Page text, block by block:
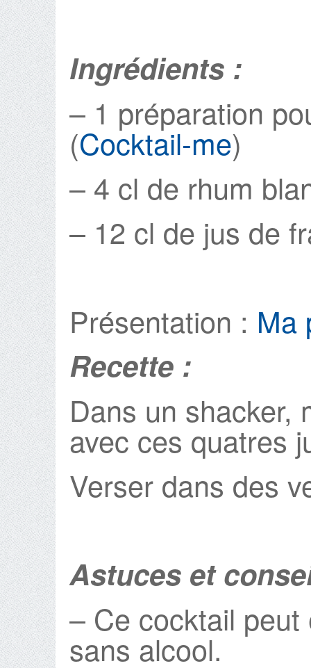
Ingrédients :
– 1 préparation
(Cocktail-me)
– 4 cl de rhum
– 12 cl de jus de
Présentation : Ma
Recette :
Dans un shacker,
avec ces quatres
Verser dans des
Astuces et
– Ce cocktail
sans alcool.